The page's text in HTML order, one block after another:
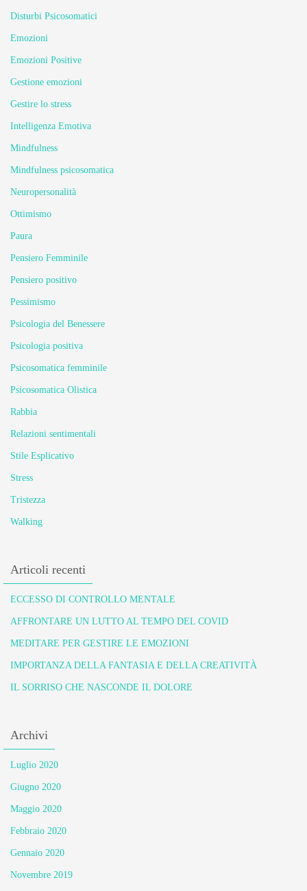
Disturbi Psicosomatici
Emozioni
Emozioni Positive
Gestione emozioni
Gestire lo stress
Intelligenza Emotiva
Mindfulness
Mindfulness psicosomatica
Neuropersonalità
Ottimismo
Paura
Pensiero Femminile
Pensiero positivo
Pessimismo
Psicologia del Benessere
Psicologia positiva
Psicosomatica femminile
Psicosomatica Olistica
Rabbia
Relazioni sentimentali
Stile Esplicativo
Stress
Tristezza
Walking
Articoli recenti
ECCESSO DI CONTROLLO MENTALE
AFFRONTARE UN LUTTO AL TEMPO DEL COVID
MEDITARE PER GESTIRE LE EMOZIONI
IMPORTANZA DELLA FANTASIA E DELLA CREATIVITÀ
IL SORRISO CHE NASCONDE IL DOLORE
Archivi
Luglio 2020
Giugno 2020
Maggio 2020
Febbraio 2020
Gennaio 2020
Novembre 2019